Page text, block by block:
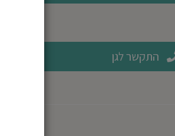
התקשר לגן